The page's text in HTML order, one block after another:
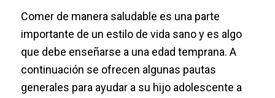
Comer de manera saludable es una parte
importante de un estilo de vida sano y es algo
que debe enseñarse a una edad temprana. A
continuación se ofrecen algunas pautas
generales para ayudar a su hijo adolescente a